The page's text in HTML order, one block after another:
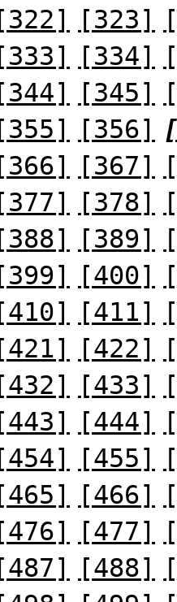
[322] [323]
[333] [334]
[344] [345]
[355] [356]
[366] [367]
[377] [378]
[388] [389]
[399] [400]
[410] [411]
[421] [422]
[432] [433]
[443] [444]
[454] [455]
[465] [466]
[476] [477]
[487] [488]